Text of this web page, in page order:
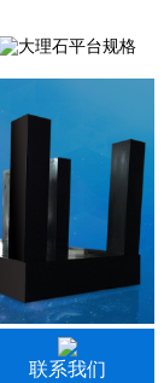
联系我们